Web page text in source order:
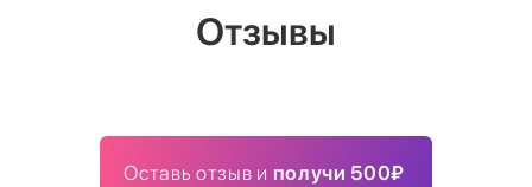
Отзывы
Оставь отзыв и получи 500₽